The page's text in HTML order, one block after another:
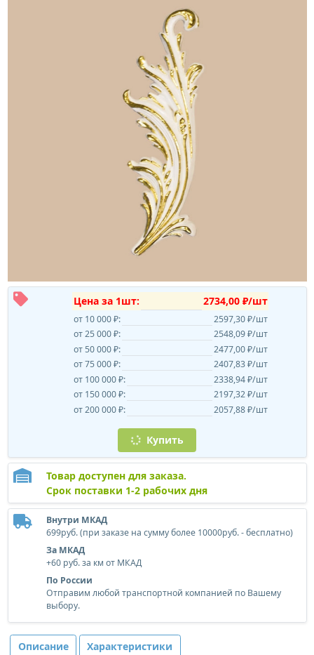
Цена за 1шт: 2734,00 ₽/шт
от 10 000 ₽:
2597,30 ₽/шт
от 25 000 ₽:
2548,09 ₽/шт
от 50 000 ₽:
2477,00 ₽/шт
от 75 000 ₽:
2407,83 ₽/шт
от 100 000 ₽:
2338,94 ₽/шт
от 150 000 ₽:
2197,32 ₽/шт
от 200 000 ₽:
2057,88 ₽/шт
Купить
Товар доступен для заказа.
Срок поставки 1-2 рабочих дня
Внутри МКАД
699руб. (при заказе на сумму более 10000руб. - бесплатно)
За МКАД
+60 руб. за км от МКАД
По России
Отправим любой транспортной компанией по Вашему
выбору.
Описание Характеристики